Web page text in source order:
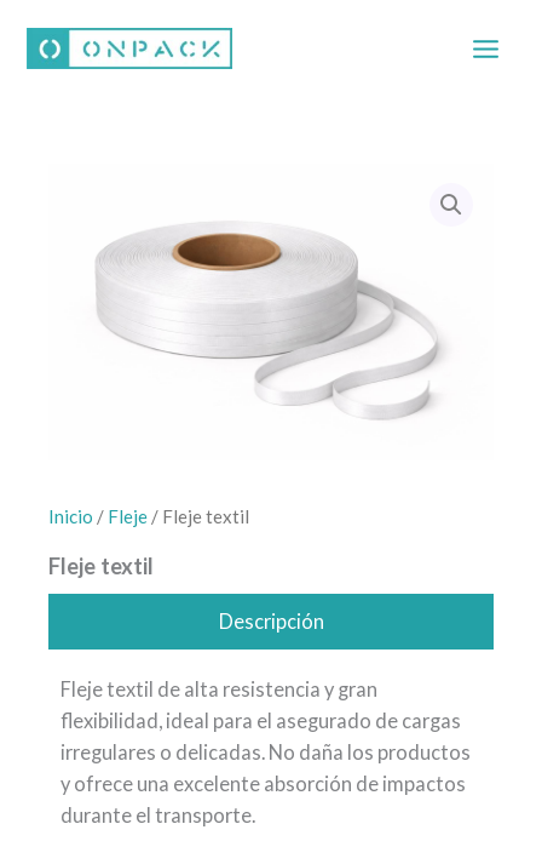
contenido
Inicio / Fleje / Fleje textil
Fleje textil
Descripción
Fleje textil de alta resistencia y gran
flexibilidad, ideal para el asegurado de cargas
irregulares o delicadas. No daña los productos
y ofrece una excelente absorción de impactos
durante el transporte.